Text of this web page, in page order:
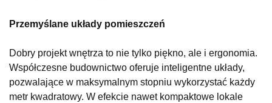
Przemyślane układy pomieszczeń
Dobry projekt wnętrza to nie tylko piękno, ale i ergonomia.
Współczesne budownictwo oferuje inteligentne układy,
pozwalające w maksymalnym stopniu wykorzystać każdy
metr kwadratowy. W efekcie nawet kompaktowe lokale